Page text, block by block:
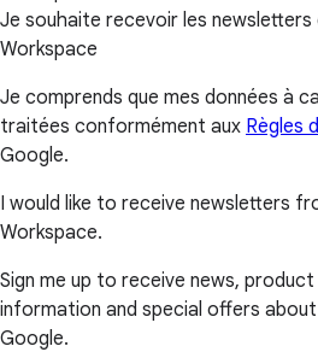
Je souhaite recevoir les
Workspace
Je comprends que mes données à
traitées conformément aux Règles
Google.
I would like to receive newsletters
Workspace.
Sign me up to receive news,
information and special offers
Google.